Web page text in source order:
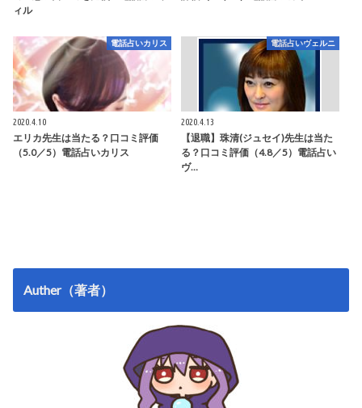
ィル
電話占いカリス
2020.4.10
エリカ先生は当たる？口コミ評価
（5.0／5）電話占いカリス
電話占いヴェルニ
2020.4.13
【退職】珠清(ジュセイ)先生は当た
る？口コミ評価（4.8／5）電話占い
ヴ…
Auther（著者）